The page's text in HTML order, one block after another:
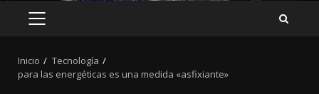
MENÚ
Inicio
Tecnología
para las energéticas es una medida «asfixiante»